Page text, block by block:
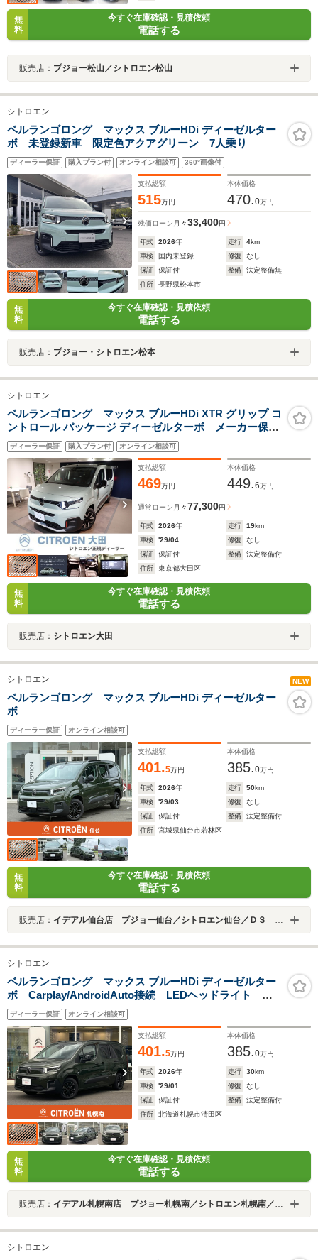
無
料
今すぐ在庫確認・見積依頼
電話する
販売店： プジョー松山／シトロエン松山
シトロエン
ベルランゴロング マックス ブルーHDi ディーゼルター
ボ 未登録新車 限定色アクアグリーン 7人乗り
ディーラー保証 購入プラン付 オンライン相談可 360°画像付
支払総額
515万円
本体価格
470.0万円
残価ローン 月々33,400円
年式 2026年 走行 4km
車検
国内未登録 修復
なし
保証
保証付 整備
法定整備無
住所
長野県松本市
無
料
今すぐ在庫確認・見積依頼
電話する
販売店： プジョー・シトロエン松本
シトロエン
ベルランゴロング マックス ブルーHDi XTR グリップ コ
ントロール パッケージ ディーゼルターボ メーカー保
証 AppleCarPlay バックカメラ アダクティブクルー
ズコントロール 前後ソナー LEDヘッドライト 電動
パーキング レーンキープ USBポート 両側スライド
ドア ステアリングヒーター
ディーラー保証 購入プラン付 オンライン相談可
支払総額
469万円
本体価格
449.6万円
通常ローン 月々77,300円
年式 2026年 走行 19km
車検
'29/04 修復
なし
保証
保証付 整備
法定整備付
住所
東京都大田区
無
料
今すぐ在庫確認・見積依頼
電話する
販売店： シトロエン大田
シトロエン NEW
ベルランゴロング マックス ブルーHDi ディーゼルター
ボ
ディーラー保証 オンライン相談可
支払総額
401.5万円
本体価格
385.0万円
年式 2026年 走行 50km
車検
'29/03 修復
なし
保証
保証付 整備
法定整備付
住所
宮城県仙台市若林区
無
料
今すぐ在庫確認・見積依頼
電話する
販売店： イデアル仙台店 プジョー仙台／シトロエン仙台／ＤＳ ＳＴＯＲＥ仙台 （株）イデアル
シトロエン
ベルランゴロング マックス ブルーHDi ディーゼルター
ボ Carplay/AndroidAuto接続 LEDヘッドライト
ACC 純正16インチAW バックカメラ レーンポジショ
ニングアシスト ブラインドスポットモニター スマー
トキー アクティブセーフティ
ディーラー保証 オンライン相談可
支払総額
401.5万円
本体価格
385.0万円
年式 2026年 走行 30km
車検
'29/01 修復
なし
保証
保証付 整備
法定整備付
住所
北海道札幌市清田区
無
料
今すぐ在庫確認・見積依頼
電話する
販売店： イデアル札幌南店 プジョー札幌南／シトロエン札幌南／ＤＳ ＳＴＯＲＥ札幌 （株）イデアル
シトロエン